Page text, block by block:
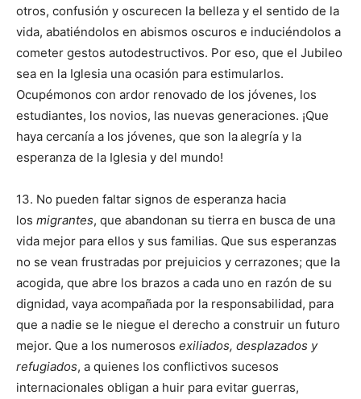
otros, confusión y oscurecen la belleza y el sentido de la
vida, abatiéndolos en abismos oscuros e induciéndolos a
cometer gestos autodestructivos. Por eso, que el Jubileo
sea en la Iglesia una ocasión para estimularlos.
Ocupémonos con ardor renovado de los jóvenes, los
estudiantes, los novios, las nuevas generaciones. ¡Que
haya cercanía a los jóvenes, que son laalegría y la
esperanza de la Iglesia y del mundo!
13. No pueden faltar signos de esperanza hacia
los migrantes, que abandonan su tierra en busca de una
vida mejor para ellos y sus familias. Que sus esperanzas
no se vean frustradas por prejuicios y cerrazones; que la
acogida, que abre los brazos a cada uno en razón de su
dignidad, vaya acompañada por la responsabilidad, para
que a nadie se le niegue el derecho a construir un futuro
mejor. Que a los numerosos exiliados, desplazados y
refugiados, a quienes los conflictivos sucesos
internacionales obligan a huir para evitar guerras,